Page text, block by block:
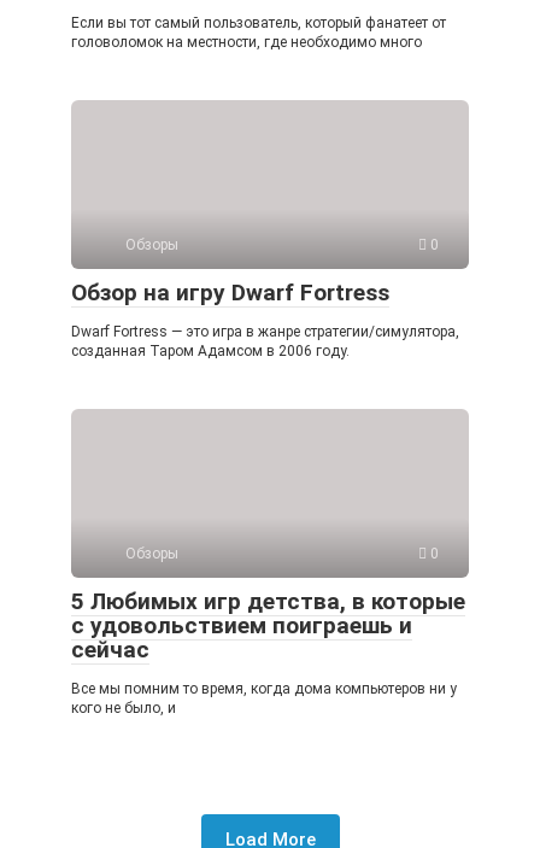
Если вы тот самый пользователь, который фанатеет от
головоломок на местности, где необходимо много
Обзоры 0
Обзор на игру Dwarf Fortress
Dwarf Fortress — это игра в жанре стратегии/симулятора,
созданная Таром Адамсом в 2006 году.
Обзоры 0
5 Любимых игр детства, в которые
с удовольствием поиграешь и
сейчас
Все мы помним то время, когда дома компьютеров ни у
кого не было, и
Load More